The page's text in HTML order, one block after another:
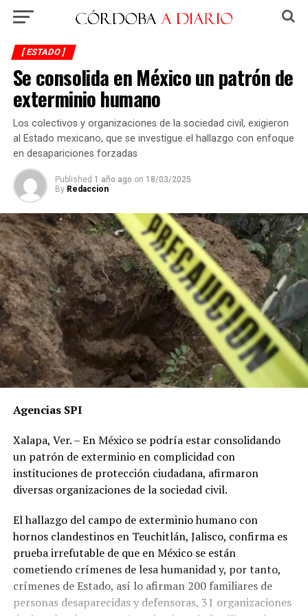
[ ESTADO ]
Se consolida en México un patrón de
exterminio humano
Los colectivos y organizaciones de la sociedad civil, exigieron
al Estado mexicano, que se investigue el hallazgo con enfoque
en desapariciones forzadas
Published 1 año ago on 18/03/2025
By Redaccion
Agencias SPI
Xalapa, Ver. – En México se podría estar consolidando
un patrón de exterminio en complicidad con
instituciones de protección ciudadana, afirmaron
diversas organizaciones de la sociedad civil.
El hallazgo del campo de exterminio humano con
hornos clandestinos en Teuchitlán, Jalisco, confirma es
prueba irrefutable de que en México se están
cometiendo crímenes de lesa humanidad y, por tanto,
crímenes de Estado, así lo afirman 200 familiares de
personas desaparecidas y defensoras, 31 organizaciones